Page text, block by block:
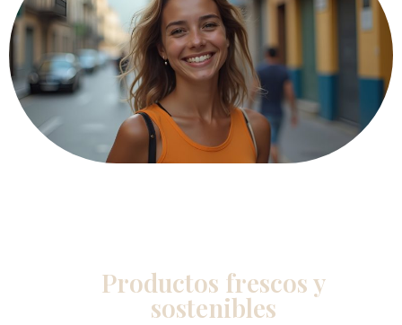
Productos frescos y
sostenibles